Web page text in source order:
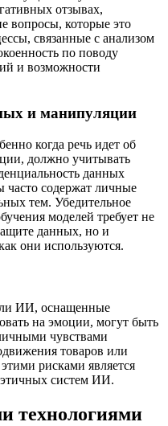
отзывах,
вопросы, которые это
связанные с анализом
по поводу
и возможности
и манипуляции
когда речь идет об
должно учитывать
данных
часто содержат личные
тем. Убедительное
моделей требует не
данных, но и
они используются.
ИИ, оснащенные
на эмоции, могут быть
чувствами
товаров или
рисками является
систем ИИ.
технологиями